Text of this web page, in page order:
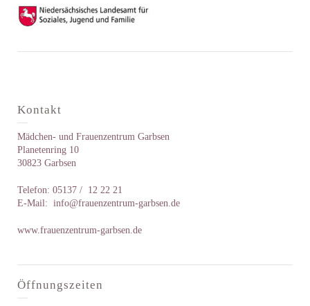
Kontakt
Mädchen- und Frauenzentrum Garbsen
Planetenring 10
30823 Garbsen
Telefon: 05137 / 12 22 21
E-Mail: info@frauenzentrum-garbsen.de
www.frauenzentrum-garbsen.de
Öffnungszeiten